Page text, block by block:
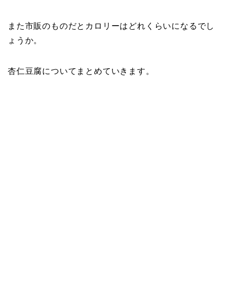
また市販のものだとカロリーはどれくらいになるでし
ょうか。
杏仁豆腐についてまとめていきます。